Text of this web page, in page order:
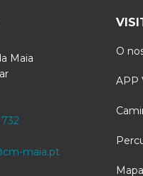
Maia
maia.pt
O
APP